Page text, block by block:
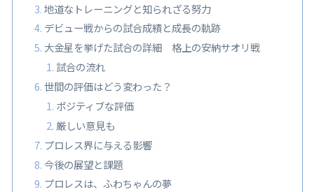
地道なトレーニングと知られざる努力
デビュー戦からの試合成績と成長の軌跡
大金星を挙げた試合の詳細 格上の安納サオリ戦
試合の流れ
世間の評価はどう変わった？
ポジティブな評価
厳しい意見も
プロレス界に与える影響
今後の展望と課題
プロレスは、ふわちゃんの夢